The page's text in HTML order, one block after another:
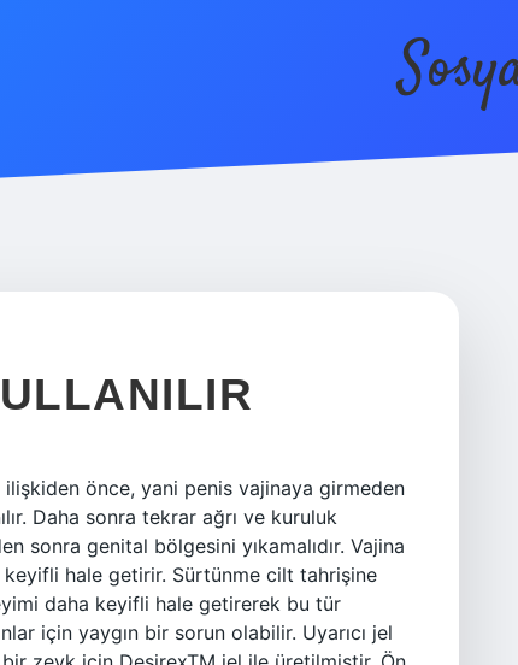
ilişkiden önce, yani penis vajinaya girmeden
Daha sonra tekrar ağrı ve kuruluk
sonra genital bölgesini yıkamalıdır. Vajina
keyifli hale getirir. Sürtünme cilt tahrişine
daha keyifli hale getirerek bu tür
için yaygın bir sorun olabilir. Uyarıcı jel